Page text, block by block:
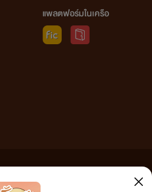
แพลตฟอร์มในเครือ
อข้อความใดๆ ทั้งสิ้น ดังนั้นผู้อ่านทุกท่านโปรดใช้